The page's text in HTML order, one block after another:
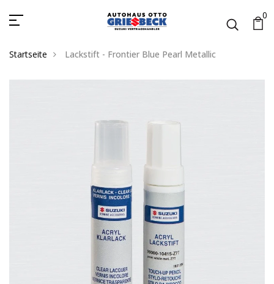
0
Startseite Lackstift - Frontier Blue Pearl Metallic